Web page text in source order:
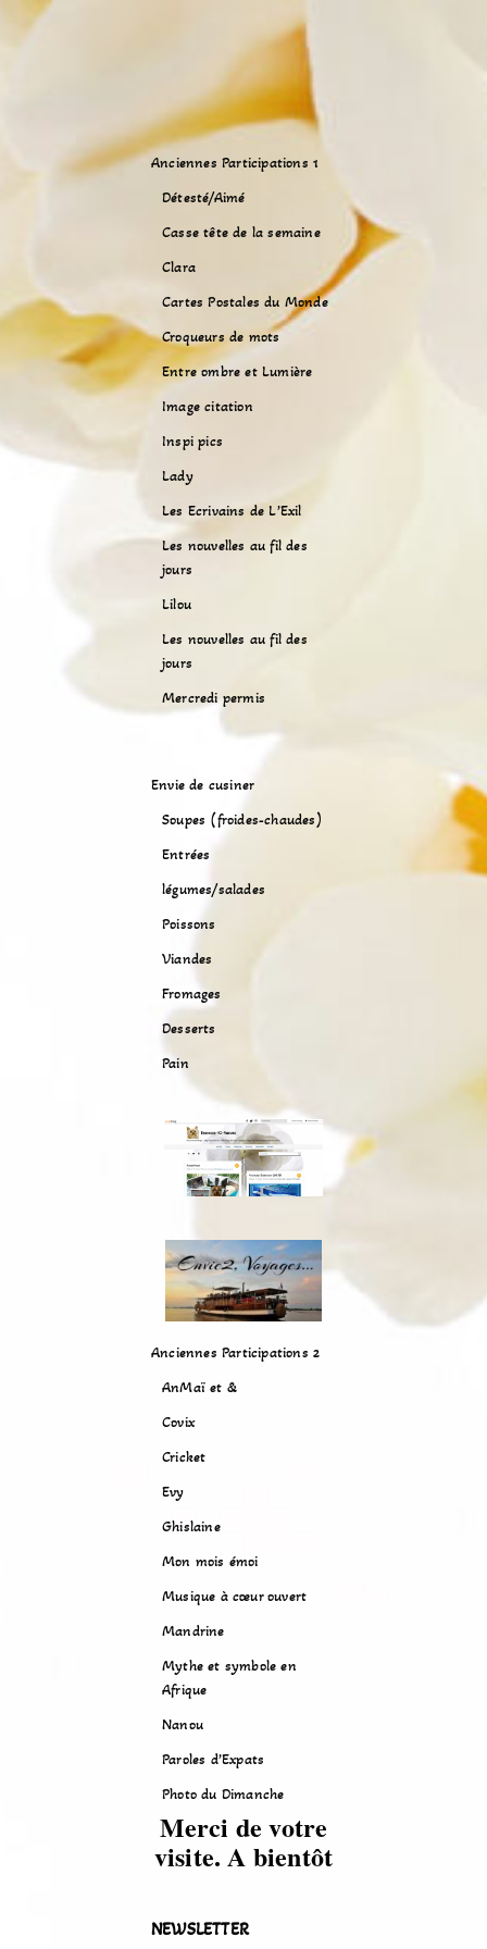
Anciennes Participations 1
Détesté/Aimé
Casse tête de la semaine
Clara
Cartes Postales du Monde
Croqueurs de mots
Entre ombre et Lumière
Image citation
Inspi pics
Lady
Les Ecrivains de L’Exil
Les nouvelles au fil des
jours
Lilou
Les nouvelles au fil des
jours
Mercredi permis
Envie de cusiner
Soupes (froides-chaudes)
Entrées
légumes/salades
Poissons
Viandes
Fromages
Desserts
Pain
Anciennes Participations 2
AnMaï et &
Covix
Cricket
Evy
Ghislaine
Mon mois émoi
Musique à cœur ouvert
Mandrine
Mythe et symbole en
Afrique
Nanou
Paroles d’Expats
Photo du Dimanche
Merci de votre
visite. A bientôt
NEWSLETTER